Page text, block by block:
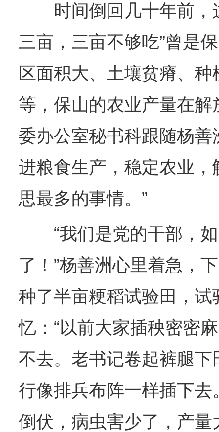
时间倒回几十年前，
三亩，三亩不够吃”曾是
区面积大、土壤贫瘠、
等，保山的农业产量在
委办公室秘书科跟随杨善
进粮食生产，稳定农业
思最多的事情。”
“我们是党的干部，如
了！”杨善洲心里着急，
种了半亩粳稻试验田，试
忆：“以前大家插秧密密
不去。老书记卷起裤腿
行像排兵布阵一样插下
倒伏，病虫害少了，产